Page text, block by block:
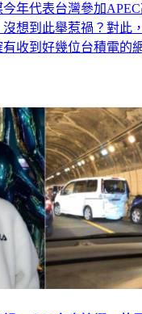
年代表台灣參加
想到此舉惹禍？對此
收到好幾位台積電的